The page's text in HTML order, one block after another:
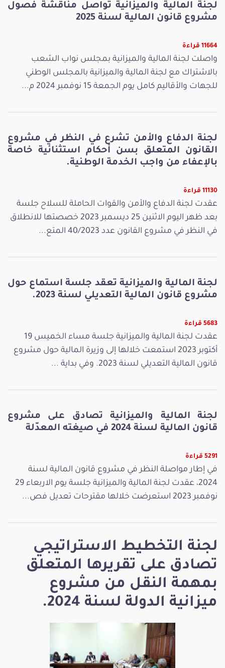
لجنة التخطيط الاستراتيجي
تصادق على تقريرها المتعلق
بمهمة النقل من مشروع
ميزانية الدولة لسنة 2024.
لجنة المالية والميزانية تواصل مناقشة فصول
مشروع قانون المالية لسنة 2025
11664 قراءة
واصلت لجنة المالية والميزانية بمجلس نواب الشعب
بالاشتراك مع لجنة المالية والميزانية بالمجلس الوطني
للجهات والأقاليم كامل يوم الجمعة 15 نوفمبر 2024 م...
لجنة الدفاع والأمن تشرع في النظر في مشروع
القانون المتعلق بسن أحكام استثنائية خاصة
بالإعفاء من واجب الخدمة الوطنية.
11130 قراءة
عقدت لجنة الدفاع والأمن والقوات الحاملة للسلاح جلسة
بعد ظهر اليوم الاثنين 25 ديسمبر 2023 خصصتها للانطلاق
في النظر في مشروع القانون عدد 40/2023 المتع...
لجنة المالية والميزانية تعقد جلسة استماع حول
مشروع قانون المالية التعديلي لسنة 2023.
5683 قراءة
عقدت لجنة المالية والميزانية جلسة مساء الخميس 19
أكتوبر 2023 استمعت خلالها إلى وزيرة المالية حول مشروع
قانون المالية التعديلي لسنة 2023. وفي بداية ...
لجنة المالية والميزانية تصادق على مشروع
قانون المالية لسنة 2024 في صيغته المعدّلة
5291 قراءة
في إطار مواصلة النظر في مشروع قانون المالية لسنة
2024، عقدت لجنة المالية والميزانية جلسة يوم الاربعاء 29
نوفمبر 2023 استعرضت خلالها مقترحات تعديل فص...